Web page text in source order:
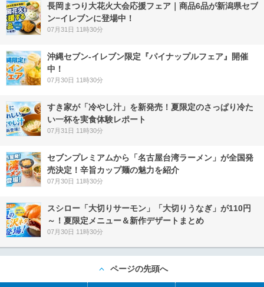
長岡まつり大花火大会応援フェア｜商品6品が新潟県セブ
ン−イレブンに登場中！
07月31日 11時30分
沖縄セブン‐イレブン限定『パイナップルフェア』開催
中！
07月30日 11時30分
すき家が「冷やし汁」を新発売！夏限定のさっぱり冷た
い一杯を実食体験レポート
07月31日 11時30分
セブンプレミアムから「名古屋台湾ラーメン」が全国発
売決定！辛旨カップ麺の魅力を紹介
07月30日 11時30分
スシロー「大切りサーモン」「大切りうなぎ」が110円
～！夏限定メニュー＆新作デザートまとめ
07月30日 11時30分
ページの先頭へ